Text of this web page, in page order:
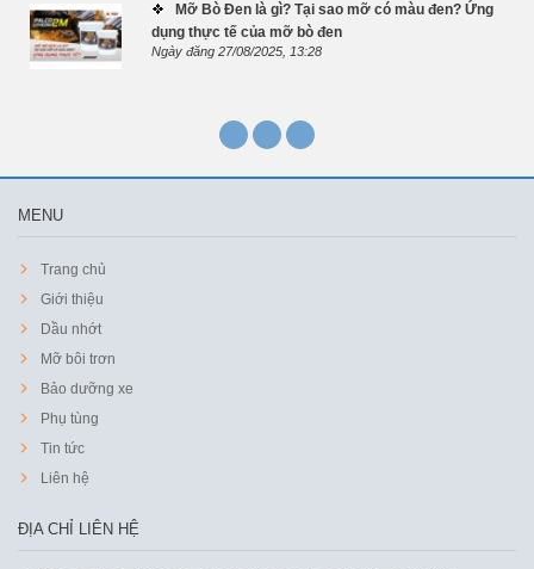
Mỡ Bò Đen là gì? Tại sao mỡ có màu đen? Ứng
dụng thực tế của mỡ bò đen
Ngày đăng 27/08/2025, 13:28
MENU
Trang chủ
Giới thiệu
Dầu nhớt
Mỡ bôi trơn
Bảo dưỡng xe
Phụ tùng
Tin tức
Liên hệ
ĐỊA CHỈ LIÊN HỆ